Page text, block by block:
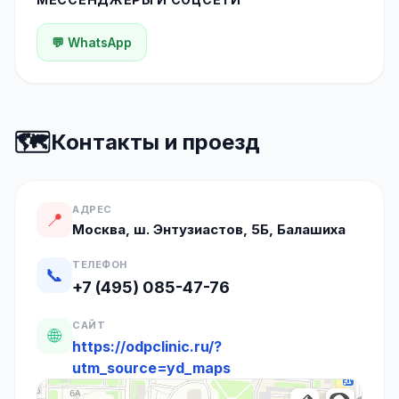
💬 WhatsApp
🗺️Контакты и проезд
📍 АДРЕС
Москва, ш. Энтузиастов, 5Б, Балашиха
📞 ТЕЛЕФОН
+7 (495) 085-47-76
🌐 САЙТ
https://odpclinic.ru/?
utm_source=yd_maps